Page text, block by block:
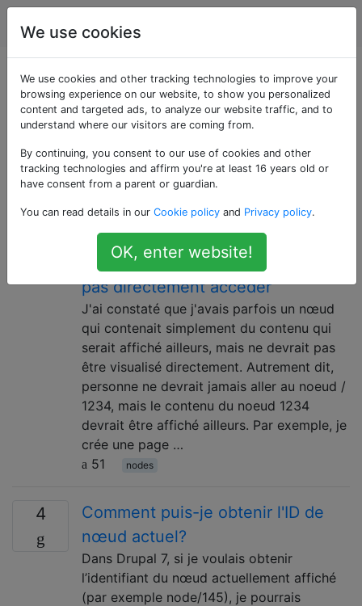
Drupal
Questions marquées
«nodes»
La forme de contenu la plus élémentaire d'un site
Drupal est un nœud.
13
Comment masquer les nœuds
auxquels les utilisateurs et les
moteurs de recherche ne doivent
pas directement accéder
J'ai constaté que j'avais parfois un nœud
qui contenait simplement du contenu qui
serait affiché ailleurs, mais ne devrait pas
être visualisé directement. Autrement dit,
personne ne devrait jamais aller au noeud /
1234, mais le contenu du noeud 1234
devrait être affiché ailleurs. Par exemple, je
crée une page …
51
nodes
4
Comment puis-je obtenir l'ID de
nœud actuel?
Dans Drupal 7, si je voulais obtenir
l’identifiant du nœud actuellement affiché
(par exemple node/145), je pourrais
We use cookies
We use cookies and other tracking technologies to improve your
browsing experience on our website, to show you personalized
content and targeted ads, to analyze our website traffic, and to
understand where our visitors are coming from.
By continuing, you consent to our use of cookies and other
tracking technologies and affirm you're at least 16 years old or
have consent from a parent or guardian.
You can read details in our Cookie policy and Privacy policy.
OK, enter website!